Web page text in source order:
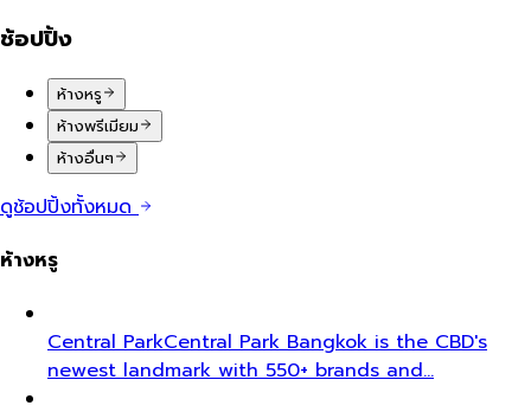
ช้อปปิ้ง
ห้างหรู
ห้างพรีเมียม
ห้างอื่นๆ
ดูช้อปปิ้งทั้งหมด
ห้างหรู
Central ParkCentral Park Bangkok is the CBD's
newest landmark with 550+ brands and…